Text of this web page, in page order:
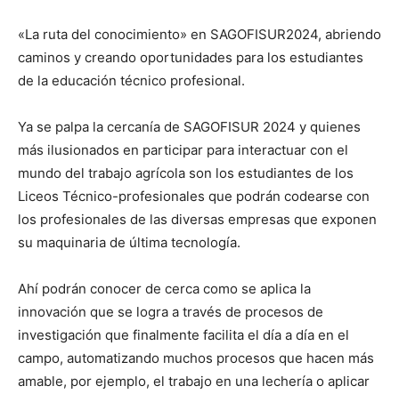
«La ruta del conocimiento» en SAGOFISUR2024, abriendo
caminos y creando oportunidades para los estudiantes
de la educación técnico profesional.
Ya se palpa la cercanía de SAGOFISUR 2024 y quienes
más ilusionados en participar para interactuar con el
mundo del trabajo agrícola son los estudiantes de los
Liceos Técnico-profesionales que podrán codearse con
los profesionales de las diversas empresas que exponen
su maquinaria de última tecnología.
Ahí podrán conocer de cerca como se aplica la
innovación que se logra a través de procesos de
investigación que finalmente facilita el día a día en el
campo, automatizando muchos procesos que hacen más
amable, por ejemplo, el trabajo en una lechería o aplicar